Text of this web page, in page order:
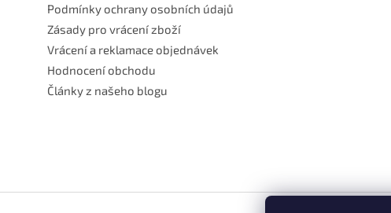
Podmínky ochrany osobních údajů
Zásady pro vrácení zboží
Vrácení a reklamace objednávek
Hodnocení obchodu
Články z našeho blogu